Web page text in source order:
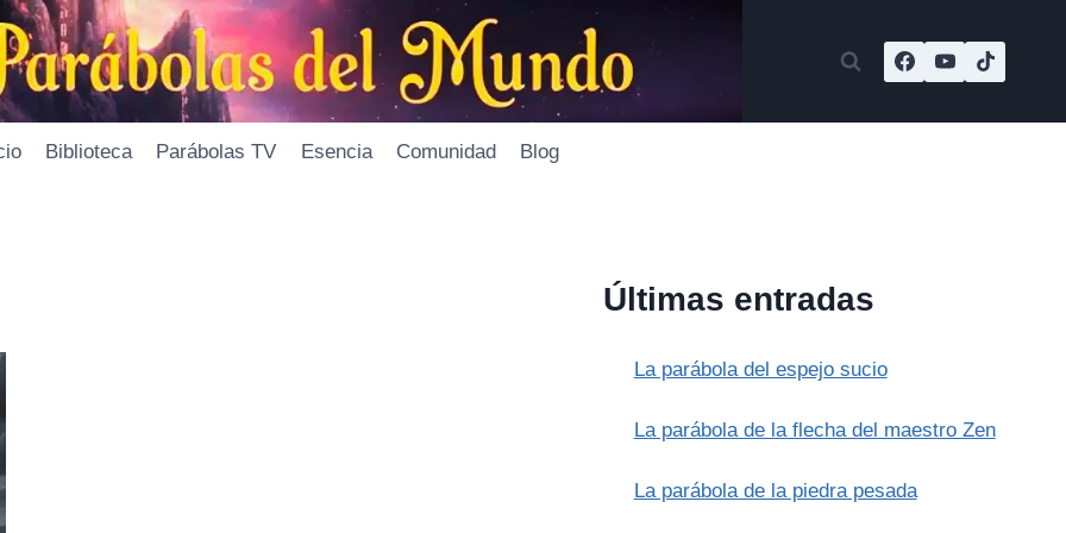
Biblioteca Parábolas TV Esencia Comunidad Blog
Últimas entradas
La parábola del espejo sucio
La parábola de la flecha del maestro Zen
La parábola de la piedra pesada